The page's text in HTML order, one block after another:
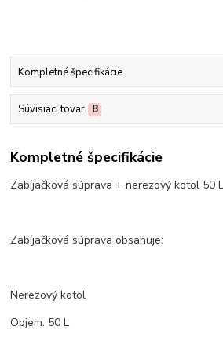
Kompletné špecifikácie
Súvisiaci tovar 8
Kompletné špecifikácie
Zabíjačková súprava + nerezový kotol 50
Zabíjačková súprava obsahuje:
Nerezový kotol
Objem: 50 L